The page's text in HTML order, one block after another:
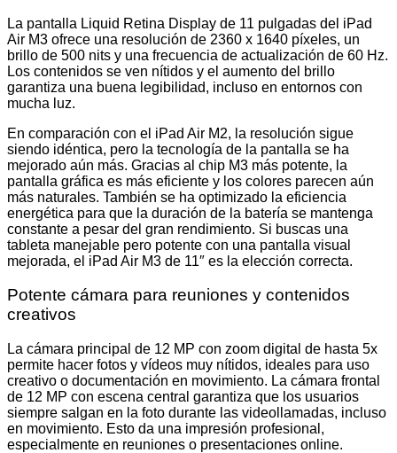
La pantalla Liquid Retina Display de 11 pulgadas del iPad
Air M3 ofrece una resolución de 2360 x 1640 píxeles, un
brillo de 500 nits y una frecuencia de actualización de 60 Hz.
Los contenidos se ven nítidos y el aumento del brillo
garantiza una buena legibilidad, incluso en entornos con
mucha luz.
En comparación con el iPad Air M2, la resolución sigue
siendo idéntica, pero la tecnología de la pantalla se ha
mejorado aún más. Gracias al chip M3 más potente, la
pantalla gráfica es más eficiente y los colores parecen aún
más naturales. También se ha optimizado la eficiencia
energética para que la duración de la batería se mantenga
constante a pesar del gran rendimiento. Si buscas una
tableta manejable pero potente con una pantalla visual
mejorada, el iPad Air M3 de 11″ es la elección correcta.
Potente cámara para reuniones y contenidos
creativos
La cámara principal de 12 MP con zoom digital de hasta 5x
permite hacer fotos y vídeos muy nítidos, ideales para uso
creativo o documentación en movimiento. La cámara frontal
de 12 MP con escena central garantiza que los usuarios
siempre salgan en la foto durante las videollamadas, incluso
en movimiento. Esto da una impresión profesional,
especialmente en reuniones o presentaciones online.